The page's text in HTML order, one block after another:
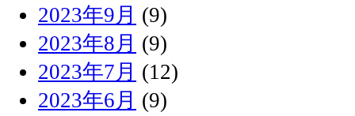
2023年9月 (9)
2023年8月 (9)
2023年7月 (12)
2023年6月 (9)